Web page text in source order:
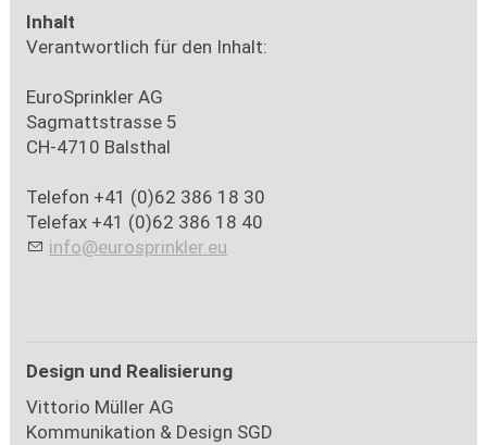
Inhalt
Verantwortlich für den Inhalt:
EuroSprinkler AG
Sagmattstrasse 5
CH-4710 Balsthal
Telefon +41 (0)62 386 18 30
Telefax +41 (0)62 386 18 40
info@eurosprinkler.eu
Design und Realisierung
Vittorio Müller AG
Kommunikation & Design SGD